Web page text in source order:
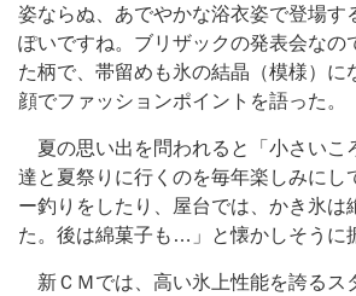
姿ならぬ、あでやかな浴衣姿で登場す
ぽいですね。ブリザックの発表会なの
た柄で、帯留めも氷の結晶（模様）に
顔でファッションポイントを語った。
夏の思い出を問われると「小さいこ
達と夏祭りに行くのを毎年楽しみにし
ー釣りをしたり、屋台では、かき氷は
た。後は綿菓子も…」と懐かしそうに
新ＣＭでは、高い氷上性能を誇るス